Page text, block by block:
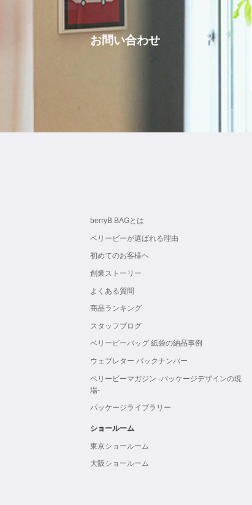
お問い合わせ
berryB BAGとは
ベリービーが選ばれる理由
初めてのお客様へ
創業ストーリー
よくある質問
商品ランキング
スタッフブログ
ベリービーバッグ 紙袋の納品事例
ウェブレター バックナンバー
ベリービーマガジン -パッケージデザインの現
場-
パッケージライブラリー
ショールーム
東京ショールーム
大阪ショールーム